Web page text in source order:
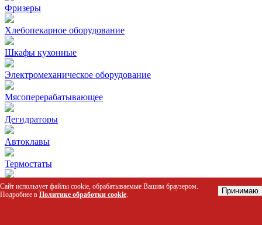
Фризеры
Хлебопекарное оборудование
Шкафы кухонные
Электромеханическое оборудование
Мясоперерабатывающее
Дегидраторы
Автоклавы
Термостаты
Колоды разрубочные
Сайт использует файлы cookie, обрабатываемые Вашим браузером.
Подробнее в Политике обработки cookie. Принимаю